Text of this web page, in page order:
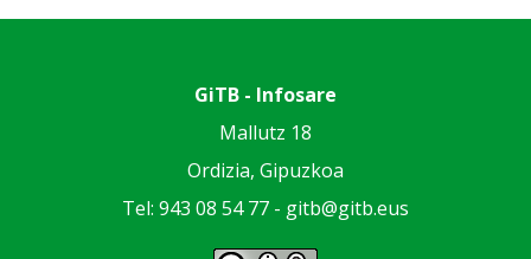
GiTB - Infosare
Mallutz 18
Ordizia, Gipuzkoa
Tel: 943 08 54 77 - gitb@gitb.eus